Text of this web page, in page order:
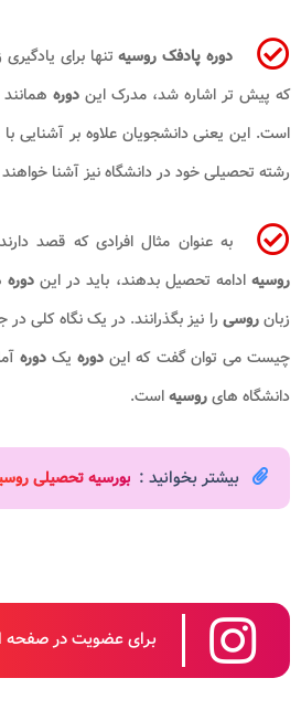
دوره پادفک روسیهتنها برای یادگیری
که پیش تر اشاره شد، مدرک این دوره
است. این یعنی دانشجویان علاوه بر آشنایی
رشته تحصیلی خود در دانشگاه نیز آشنا
به عنوان مثال افرادی که قصد
روسیهادامه تحصیل بدهند، باید در ایندوره
زبانروسی را نیز بگذرانند. در یک نگاه کلی
چیست می توان گفت که این دوره یکدوره
دانشگاه هایروسیهاست.
بیشتر بخوانید : بورسیه تحصیلی
برای عضویت در صفحه